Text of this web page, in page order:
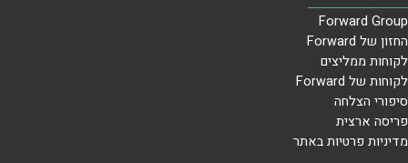
Forward Group
החזון של Forward
לקוחות ממליצים
לקוחות של Forward
סיפורי הצלחה
פריסה ארצית
מדיניות פרטיות באתר